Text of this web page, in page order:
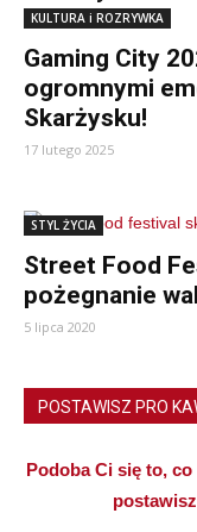
KULTURA i ROZRYWKA
Gaming City
ogromnymi
Skarżysku!
17 lutego 2025
STYL ŻYCIA
Street Food
pożegnanie
5 lipca 2020
POSTAWISZ PRO
Podoba Ci się to,